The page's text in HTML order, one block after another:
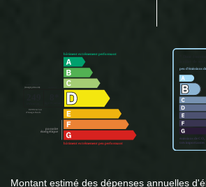
Montant estimé des dépenses annuelles